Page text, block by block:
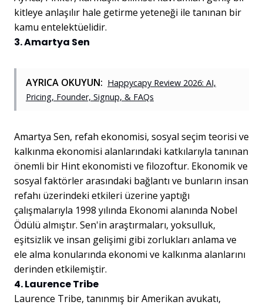
kitleye anlaşılır hale getirme yeteneği ile tanınan bir
kamu entelektüelidir.
3. Amartya Sen
AYRICA OKUYUN: Happycapy Review 2026: AI,
Pricing, Founder, Signup, & FAQs
Amartya Sen, refah ekonomisi, sosyal seçim teorisi ve
kalkınma ekonomisi alanlarındaki katkılarıyla tanınan
önemli bir Hint ekonomisti ve filozoftur. Ekonomik ve
sosyal faktörler arasındaki bağlantı ve bunların insan
refahı üzerindeki etkileri üzerine yaptığı
çalışmalarıyla 1998 yılında Ekonomi alanında Nobel
Ödülü almıştır. Sen'in araştırmaları, yoksulluk,
eşitsizlik ve insan gelişimi gibi zorlukları anlama ve
ele alma konularında ekonomi ve kalkınma alanlarını
derinden etkilemiştir.
4. Laurence Tribe
Laurence Tribe, tanınmış bir Amerikan avukatı,